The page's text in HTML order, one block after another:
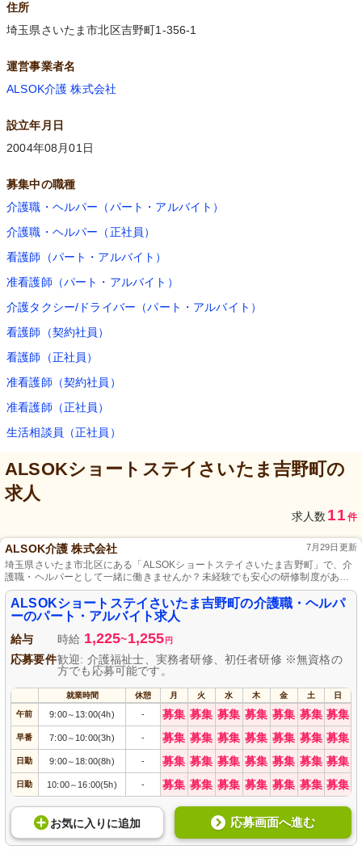
住所
埼玉県さいたま市北区吉野町1-356-1
運営事業者名
ALSOK介護 株式会社
設立年月日
2004年08月01日
募集中の職種
介護職・ヘルパー（パート・アルバイト）
介護職・ヘルパー（正社員）
看護師（パート・アルバイト）
准看護師（パート・アルバイト）
介護タクシー/ドライバー（パート・アルバイト）
看護師（契約社員）
看護師（正社員）
准看護師（契約社員）
准看護師（正社員）
生活相談員（正社員）
ALSOKショートステイさいたま吉野町の
求人
求人数 11 件
ALSOK介護 株式会社 7月29日更新
埼玉県さいたま市北区にある「ALSOKショートステイさいたま吉野町」で、介
護職・ヘルパーとして一緒に働きませんか？未経験でも安心の研修制度があ
り、優しさと思いやりを持った方を歓迎します。利用者様に安心と笑顔を届け
る温かな環境で、やりがいを感じられる仕事です。日々の中で成長を実感し、
共に「ほっと」する時間を作り出すチームの一員となってください。
ALSOKショートステイさいたま吉野町の介護職・ヘルパ
ーのパート・アルバイト求人
給与 時給 1,225~1,255 円
応募要件歓迎: 介護福祉士、実務者研修、初任者研修 ※無資格の
方でも応募可能です。
就業時間 休憩 月 火 水 木 金 土 日
午前 9:00～13:00(4h) - 募集 募集 募集 募集 募集 募集 募集
早番 7:00～10:00(3h) - 募集 募集 募集 募集 募集 募集 募集
日勤 9:00～18:00(8h) - 募集 募集 募集 募集 募集 募集 募集
日勤 10:00～16:00(5h) - 募集 募集 募集 募集 募集 募集 募集
お気に入り に追加 応募画面へ進む